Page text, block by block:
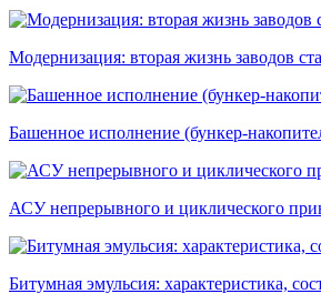
Модернизация: вторая жизнь заводов
Башенное исполнение (бункер-
АСУ непрерывного и циклического
Битумная эмульсия: характеристика,